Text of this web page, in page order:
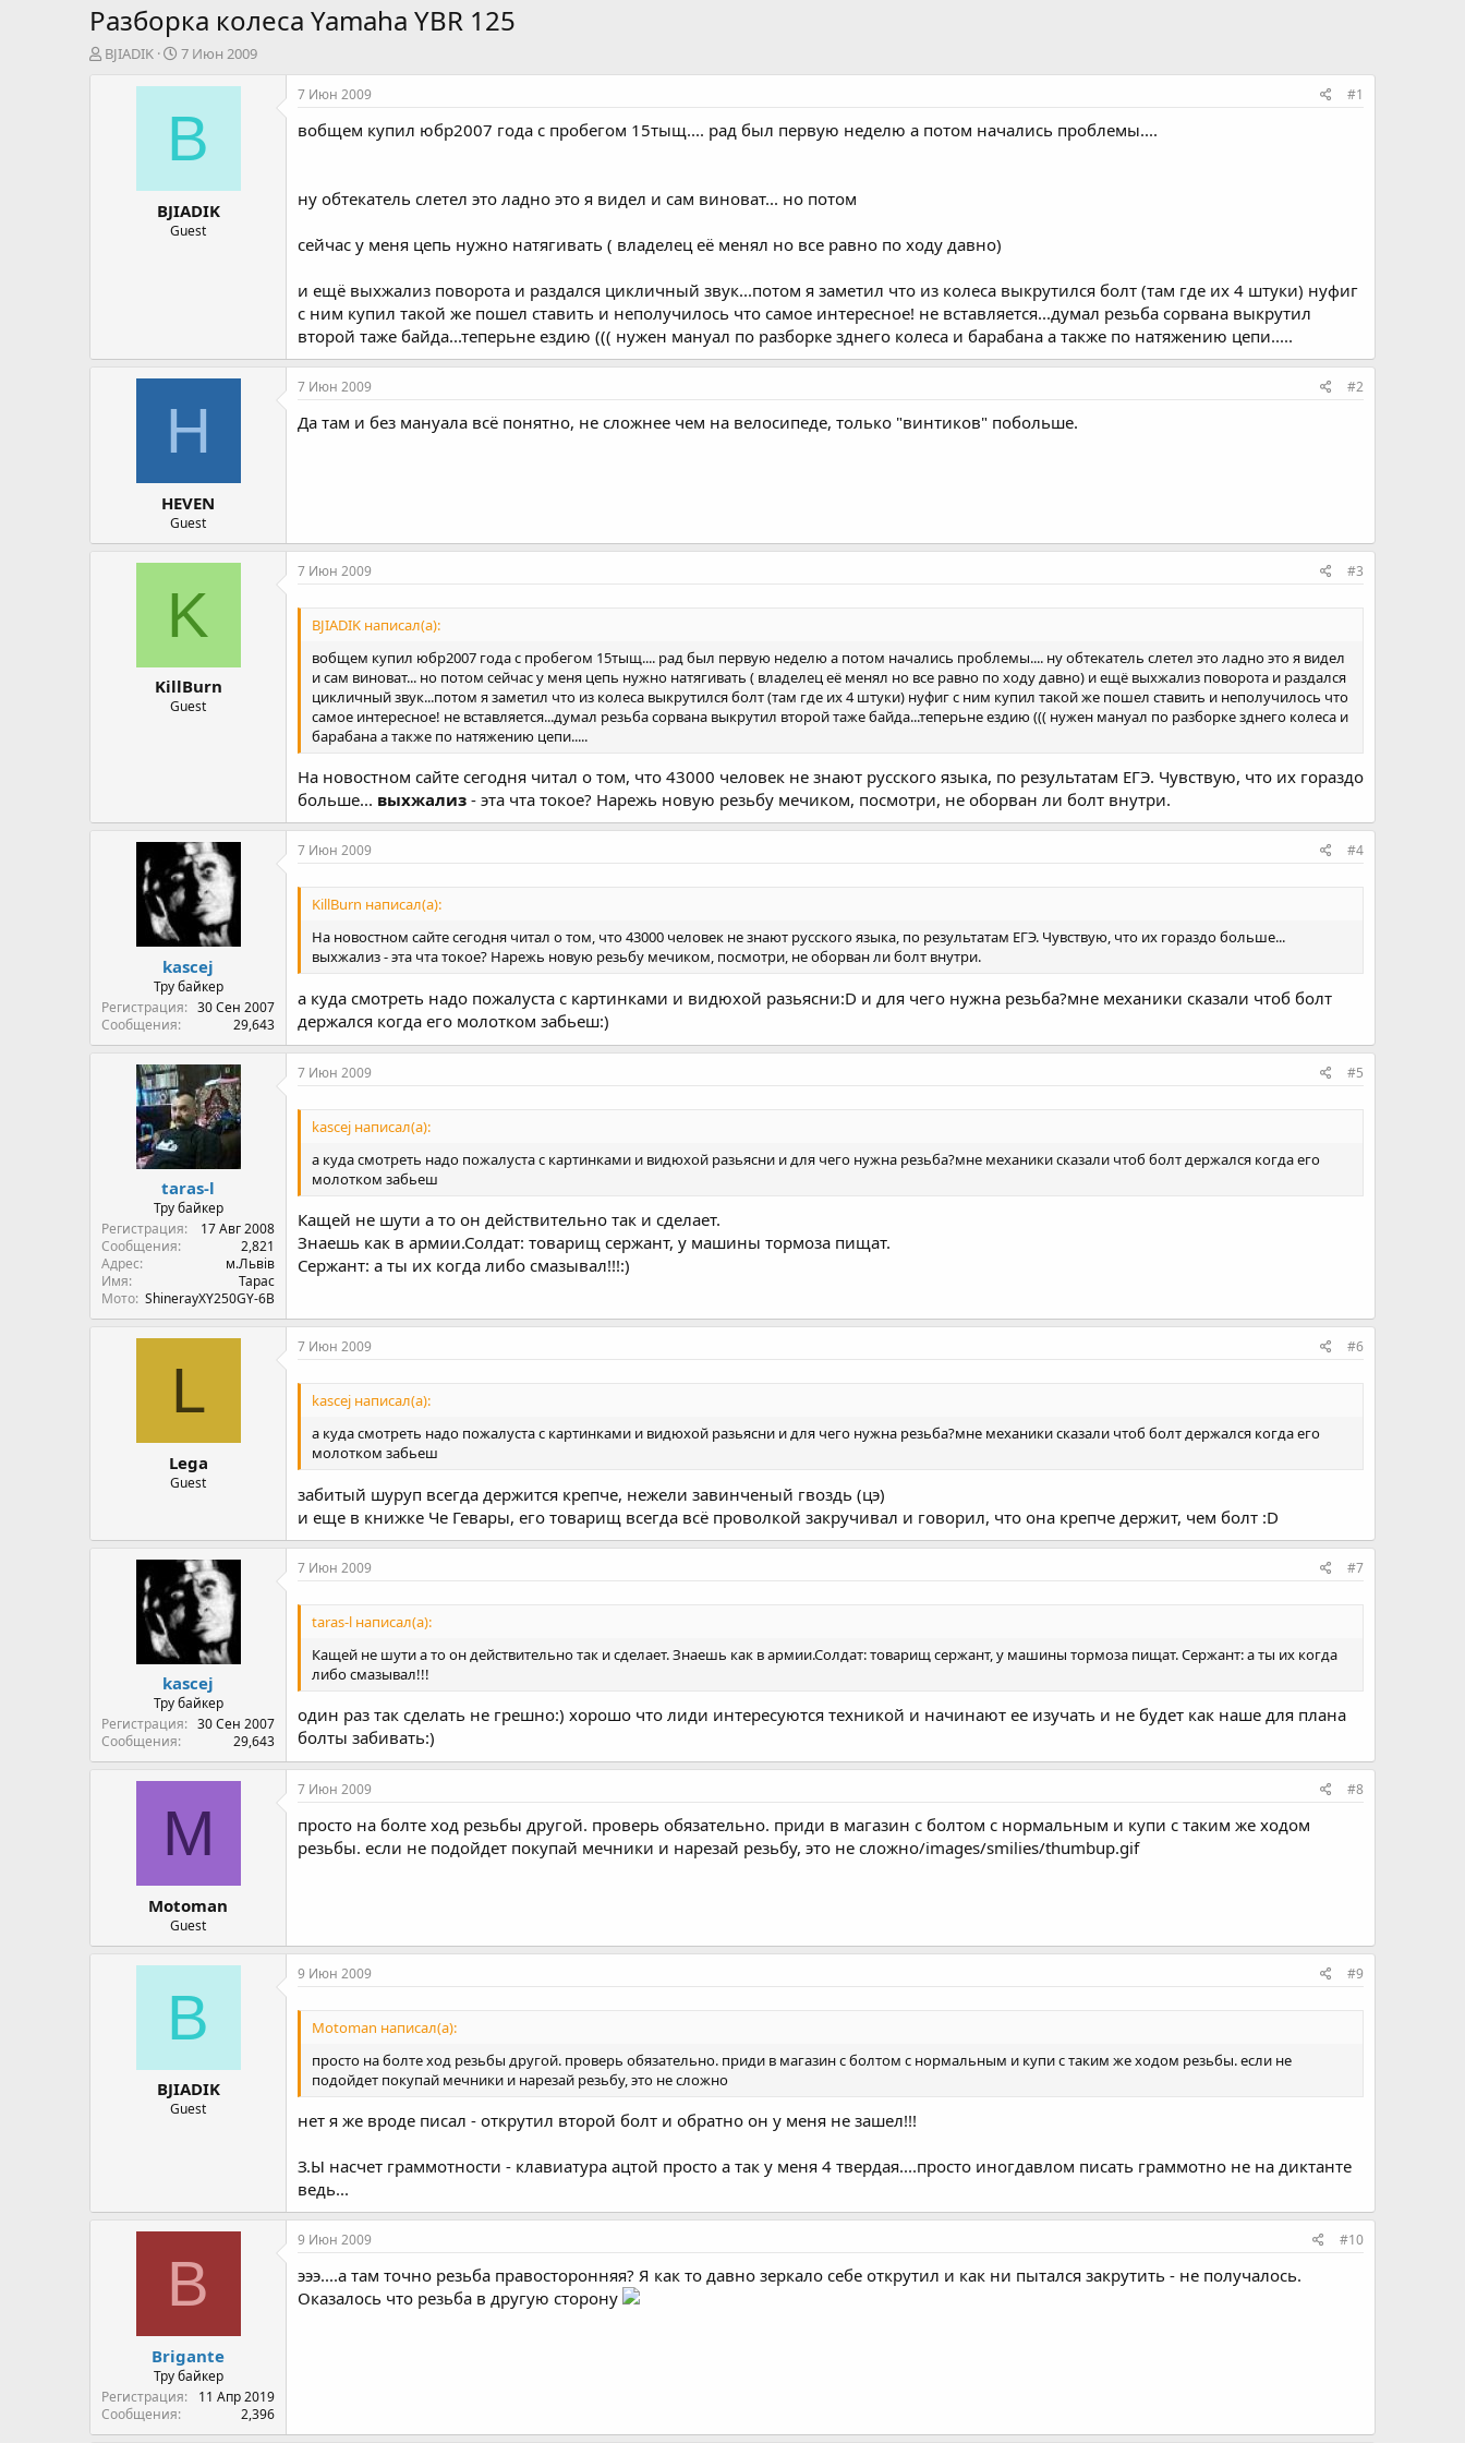
Разборка колеса Yamaha YBR 125
А
BJIADIK
Д
т
н
а
а
л
а
7 Июн 2009
B
BJIADIK
Guest
7 Июн 2009 #1
вобщем купил юбр2007 года с пробегом 15тыщ.... рад был первую неделю а потом начались проблемы....
ну обтекатель слетел это ладно это я видел и сам виноват... но потом
сейчас у меня цепь нужно натягивать ( владелец её менял но все равно по ходу давно)
и ещё выхжализ поворота и раздался цикличный звук...потом я заметил что из колеса выкрутился болт (там где их 4 штуки) нуфиг
с ним купил такой же пошел ставить и неполучилось что самое интересное! не вставляется...думал резьба сорвана выкрутил
второй таже байда...теперьне ездию ((( нужен мануал по разборке зднего колеса и барабана а также по натяжению цепи.....
H
HEVEN
Guest
7 Июн 2009 #2
Да там и без мануала всё понятно, не сложнее чем на велосипеде, только "винтиков" побольше.
K
KillBurn
Guest
7 Июн 2009 #3
BJIADIK написал(а):
вобщем купил юбр2007 года с пробегом 15тыщ.... рад был первую неделю а потом начались проблемы.... ну обтекатель слетел это ладно это я видел
и сам виноват... но потом сейчас у меня цепь нужно натягивать ( владелец её менял но все равно по ходу давно) и ещё выхжализ поворота и раздался
цикличный звук...потом я заметил что из колеса выкрутился болт (там где их 4 штуки) нуфиг с ним купил такой же пошел ставить и неполучилось что
самое интересное! не вставляется...думал резьба сорвана выкрутил второй таже байда...теперьне ездию ((( нужен мануал по разборке зднего колеса и
барабана а также по натяжению цепи.....
На новостном сайте сегодня читал о том, что 43000 человек не знают русского языка, по результатам ЕГЭ. Чувствую, что их гораздо
больше... выхжализ - эта чта токое? Нарежь новую резьбу мечиком, посмотри, не оборван ли болт внутри.
kascej
Тру байкер
Регистрация
30 Сен 2007
Сообщения
29,643
7 Июн 2009 #4
KillBurn написал(а):
На новостном сайте сегодня читал о том, что 43000 человек не знают русского языка, по результатам ЕГЭ. Чувствую, что их гораздо больше...
выхжализ - эта чта токое? Нарежь новую резьбу мечиком, посмотри, не оборван ли болт внутри.
а куда смотреть надо пожалуста с картинками и видюхой разьясни:D и для чего нужна резьба?мне механики сказали чтоб болт
держался когда его молотком забьеш:)
taras-l
Тру байкер
Регистрация
17 Авг 2008
Сообщения
2,821
Адрес
м.Львів
Имя
Тарас
Мото ShinerayXY250GY-6B
7 Июн 2009 #5
kascej написал(а):
а куда смотреть надо пожалуста с картинками и видюхой разьясни и для чего нужна резьба?мне механики сказали чтоб болт держался когда его
молотком забьеш
Кащей не шути а то он действительно так и сделает.
Знаешь как в армии.Солдат: товарищ сержант, у машины тормоза пищат.
Сержант: а ты их когда либо смазывал!!!:)
L
Lega
Guest
7 Июн 2009 #6
kascej написал(а):
а куда смотреть надо пожалуста с картинками и видюхой разьясни и для чего нужна резьба?мне механики сказали чтоб болт держался когда его
молотком забьеш
забитый шуруп всегда держится крепче, нежели завинченый гвоздь (цэ)
и еще в книжке Че Гевары, его товарищ всегда всё проволкой закручивал и говорил, что она крепче держит, чем болт :D
kascej
Тру байкер
Регистрация
30 Сен 2007
Сообщения
29,643
7 Июн 2009 #7
taras-l написал(а):
Кащей не шути а то он действительно так и сделает. Знаешь как в армии.Солдат: товарищ сержант, у машины тормоза пищат. Сержант: а ты их когда
либо смазывал!!!
один раз так сделать не грешно:) хорошо что лиди интересуются техникой и начинают ее изучать и не будет как наше для плана
болты забивать:)
M
Motoman
Guest
7 Июн 2009 #8
просто на болте ход резьбы другой. проверь обязательно. приди в магазин с болтом с нормальным и купи с таким же ходом
резьбы. если не подойдет покупай мечники и нарезай резьбу, это не сложно/images/smilies/thumbup.gif
B
BJIADIK
Guest
9 Июн 2009 #9
Motoman написал(а):
просто на болте ход резьбы другой. проверь обязательно. приди в магазин с болтом с нормальным и купи с таким же ходом резьбы. если не
подойдет покупай мечники и нарезай резьбу, это не сложно
нет я же вроде писал - открутил второй болт и обратно он у меня не зашел!!!
З.Ы насчет граммотности - клавиатура ацтой просто а так у меня 4 твердая....просто иногдавлом писать граммотно не на диктанте
ведь...
B
Brigante
Тру байкер
Регистрация
11 Апр 2019
Сообщения
2,396
9 Июн 2009 #10
эээ....а там точно резьба правосторонняя? Я как то давно зеркало себе открутил и как ни пытался закрутить - не получалось.
Оказалось что резьба в другую сторону